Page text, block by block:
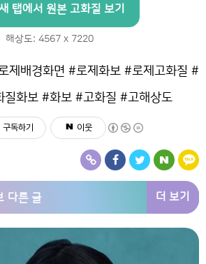
탭에서 원본 고화질 보기
해상도: 4567 x 7220
제배경화면 #로제화보 #로제고화질 #
질화보 #화보 #고화질 #고해상도
구독하기 이웃
다른 글 더 보기